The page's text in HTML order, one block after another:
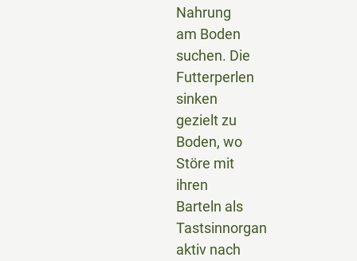
Nahrung
am Boden
suchen. Die
Futterperlen
sinken
gezielt zu
Boden, wo
Störe mit
ihren
Barteln als
Tastsinnorgan
aktiv nach